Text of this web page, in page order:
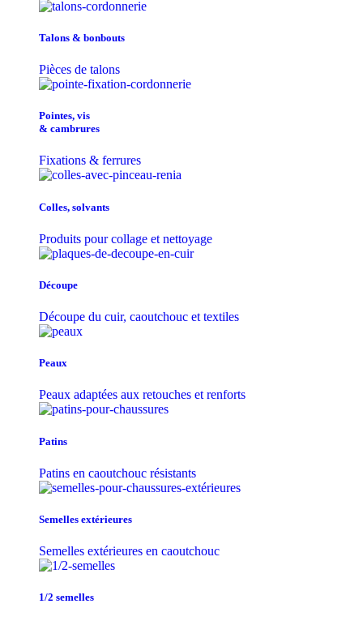
Talons & bonbouts
Pièces de talons
Pointes, vis
& cambrures
Fixations & ferrures
Colles, solvants
Produits pour collage et nettoyage
Découpe
Découpe du cuir, caoutchouc et textiles
Peaux
Peaux adaptées aux retouches et renforts
Patins
Patins en caoutchouc résistants
Semelles extérieures
Semelles extérieures en caoutchouc
1/2 semelles